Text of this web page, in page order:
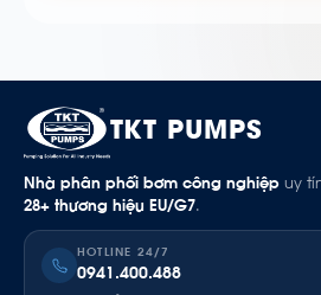
TKT PUMPS
Nhà phân phối bơm công nghiệp uy
28+ thương hiệu EU/G7.
HOTLINE 24/7
0941.400.488